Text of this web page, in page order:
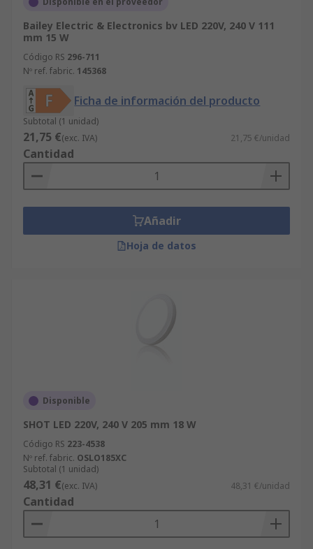
Bailey Electric & Electronics bv LED 220V, 240 V 111
mm 15 W
Código RS 296-711
Nº ref. fabric. 145368
Ficha de información del producto
Subtotal (1 unidad)
21,75 €(exc. IVA) 21,75 €/unidad
Cantidad
Añadir
Hoja de datos
Disponible
SHOT LED 220V, 240 V 205 mm 18 W
Código RS 223-4538
Nº ref. fabric. OSLO185XC
Subtotal (1 unidad)
48,31 €(exc. IVA) 48,31 €/unidad
Cantidad